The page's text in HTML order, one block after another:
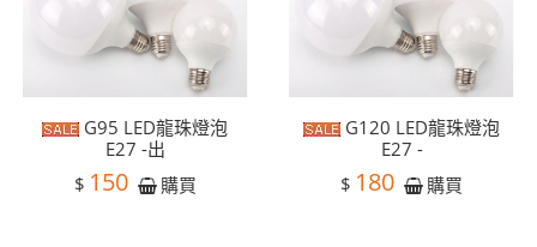
G95 LED龍珠燈泡
E27 -出
$ 150 購買
G120 LED龍珠燈泡
E27 -
$ 180 購買